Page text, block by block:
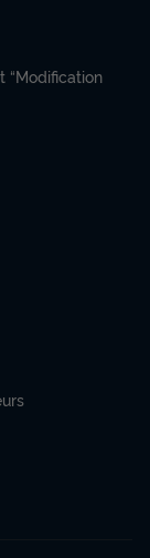
“Modification